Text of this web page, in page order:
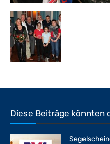
Diese Beiträge könnten